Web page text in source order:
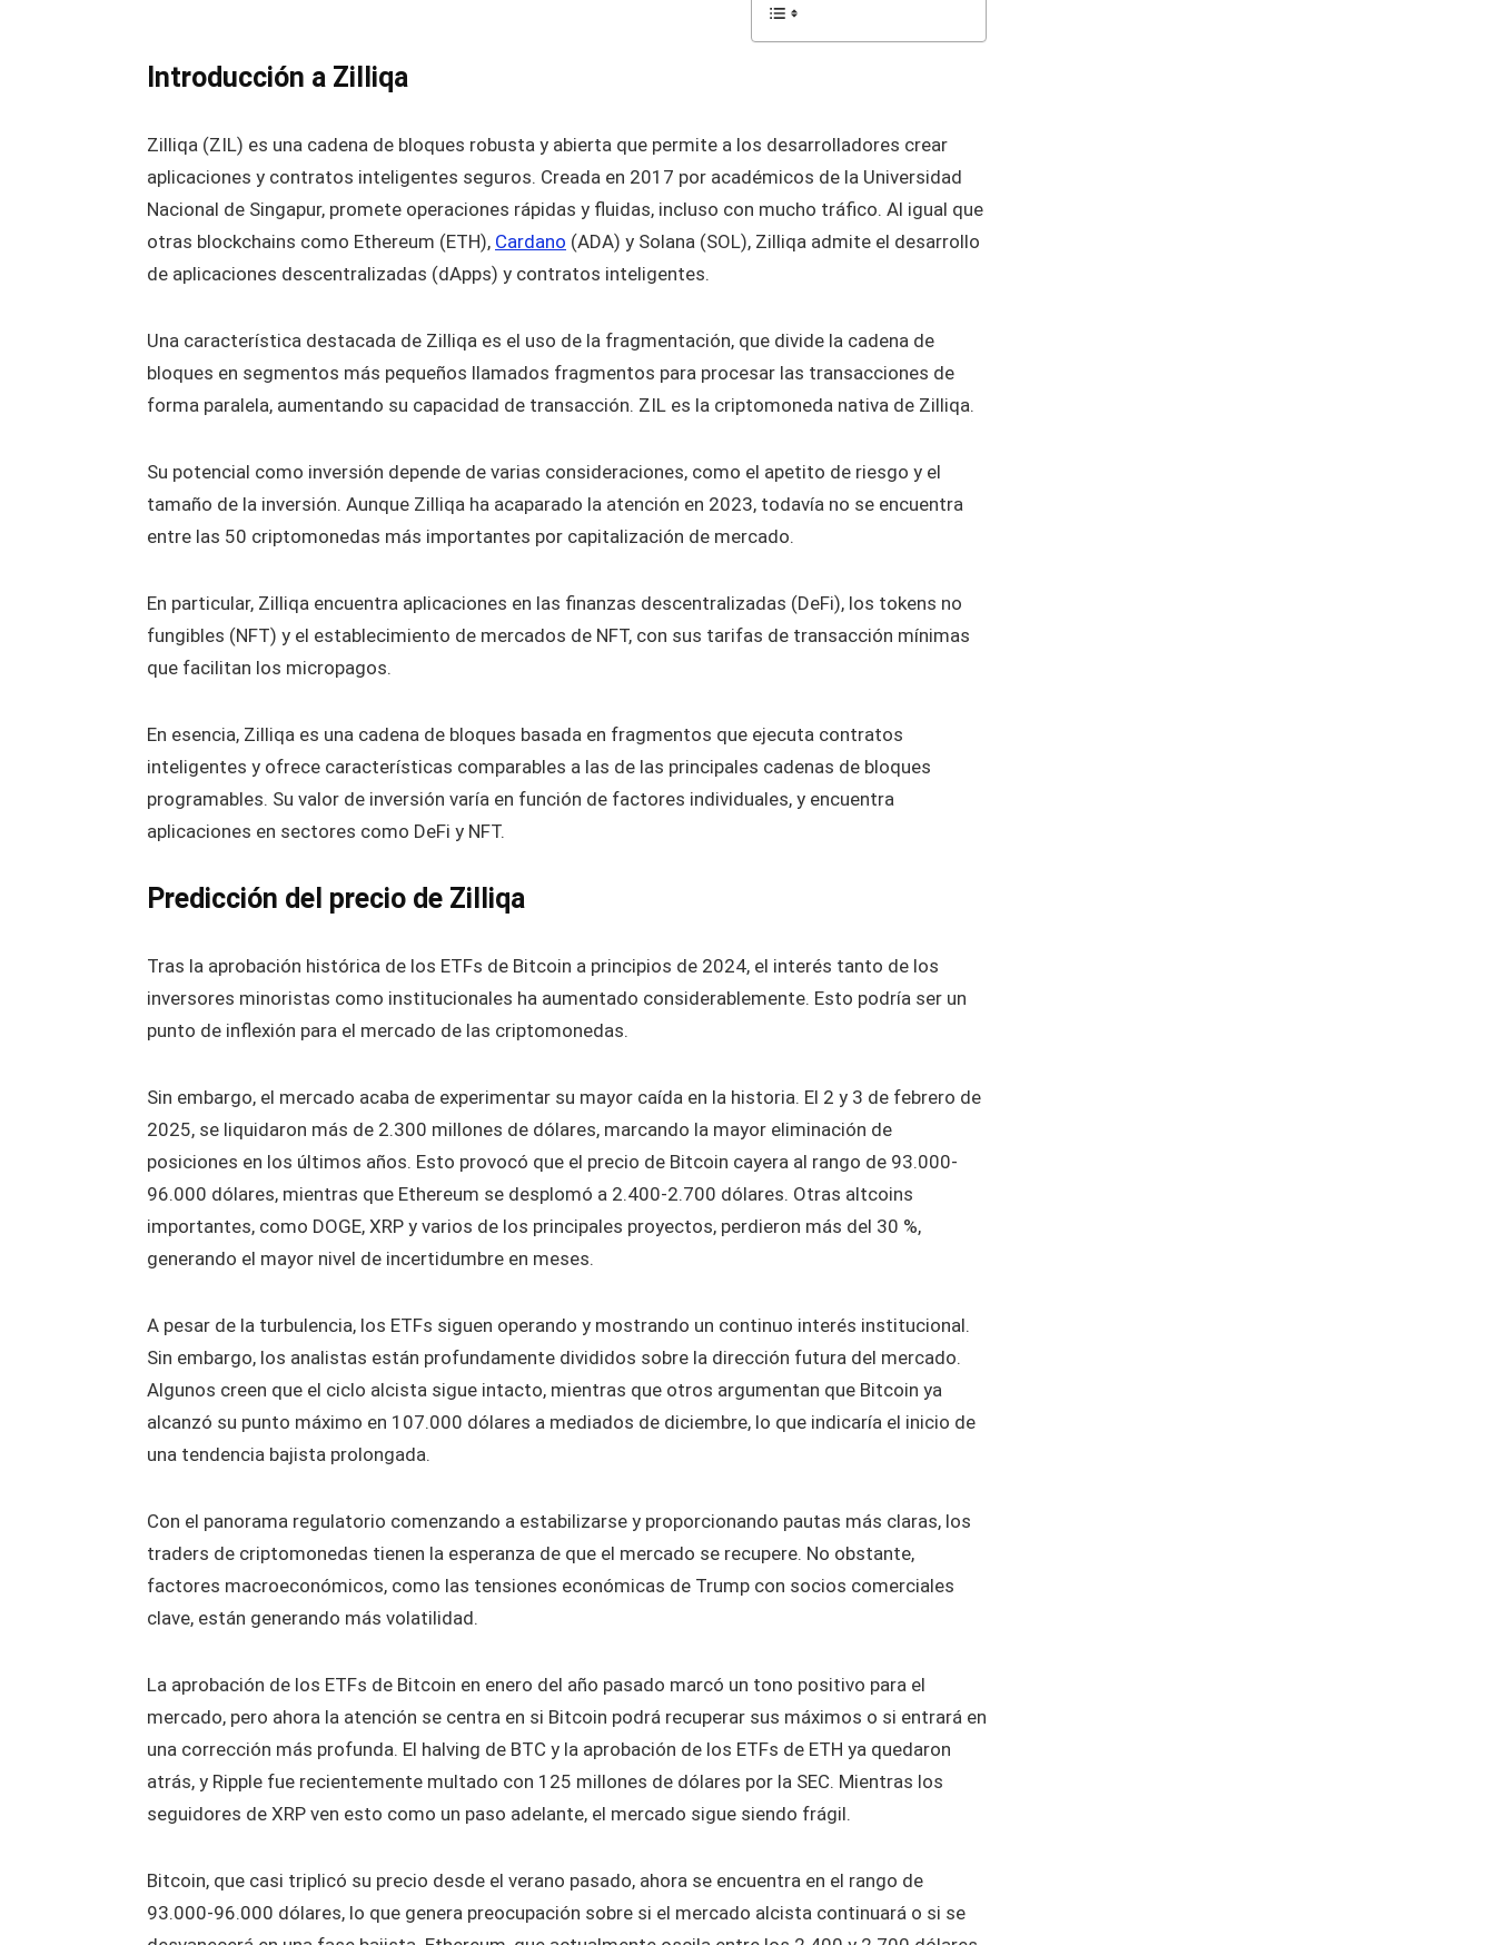
Introducción a Zilliqa
Zilliqa (ZIL) es una cadena de bloques robusta y abierta que permite a los desarrolladores crear
aplicaciones y contratos inteligentes seguros. Creada en 2017 por académicos de la Universidad
Nacional de Singapur, promete operaciones rápidas y fluidas, incluso con mucho tráfico. Al igual que
otras blockchains como Ethereum (ETH), Cardano (ADA) y Solana (SOL), Zilliqa admite el desarrollo
de aplicaciones descentralizadas (dApps) y contratos inteligentes.
Una característica destacada de Zilliqa es el uso de la fragmentación, que divide la cadena de
bloques en segmentos más pequeños llamados fragmentos para procesar las transacciones de
forma paralela, aumentando su capacidad de transacción. ZIL es la criptomoneda nativa de Zilliqa.
Su potencial como inversión depende de varias consideraciones, como el apetito de riesgo y el
tamaño de la inversión. Aunque Zilliqa ha acaparado la atención en 2023, todavía no se encuentra
entre las 50 criptomonedas más importantes por capitalización de mercado.
En particular, Zilliqa encuentra aplicaciones en las finanzas descentralizadas (DeFi), los tokens no
fungibles (NFT) y el establecimiento de mercados de NFT, con sus tarifas de transacción mínimas
que facilitan los micropagos.
En esencia, Zilliqa es una cadena de bloques basada en fragmentos que ejecuta contratos
inteligentes y ofrece características comparables a las de las principales cadenas de bloques
programables. Su valor de inversión varía en función de factores individuales, y encuentra
aplicaciones en sectores como DeFi y NFT.
Predicción del precio de Zilliqa
Tras la aprobación histórica de los ETFs de Bitcoin a principios de 2024, el interés tanto de los
inversores minoristas como institucionales ha aumentado considerablemente. Esto podría ser un
punto de inflexión para el mercado de las criptomonedas.
Sin embargo, el mercado acaba de experimentar su mayor caída en la historia. El 2 y 3 de febrero de
2025, se liquidaron más de 2.300 millones de dólares, marcando la mayor eliminación de
posiciones en los últimos años. Esto provocó que el precio de Bitcoin cayera al rango de 93.000-
96.000 dólares, mientras que Ethereum se desplomó a 2.400-2.700 dólares. Otras altcoins
importantes, como DOGE, XRP y varios de los principales proyectos, perdieron más del 30 %,
generando el mayor nivel de incertidumbre en meses.
A pesar de la turbulencia, los ETFs siguen operando y mostrando un continuo interés institucional.
Sin embargo, los analistas están profundamente divididos sobre la dirección futura del mercado.
Algunos creen que el ciclo alcista sigue intacto, mientras que otros argumentan que Bitcoin ya
alcanzó su punto máximo en 107.000 dólares a mediados de diciembre, lo que indicaría el inicio de
una tendencia bajista prolongada.
Con el panorama regulatorio comenzando a estabilizarse y proporcionando pautas más claras, los
traders de criptomonedas tienen la esperanza de que el mercado se recupere. No obstante,
factores macroeconómicos, como las tensiones económicas de Trump con socios comerciales
clave, están generando más volatilidad.
La aprobación de los ETFs de Bitcoin en enero del año pasado marcó un tono positivo para el
mercado, pero ahora la atención se centra en si Bitcoin podrá recuperar sus máximos o si entrará en
una corrección más profunda. El halving de BTC y la aprobación de los ETFs de ETH ya quedaron
atrás, y Ripple fue recientemente multado con 125 millones de dólares por la SEC. Mientras los
seguidores de XRP ven esto como un paso adelante, el mercado sigue siendo frágil.
Bitcoin, que casi triplicó su precio desde el verano pasado, ahora se encuentra en el rango de
93.000-96.000 dólares, lo que genera preocupación sobre si el mercado alcista continuará o si se